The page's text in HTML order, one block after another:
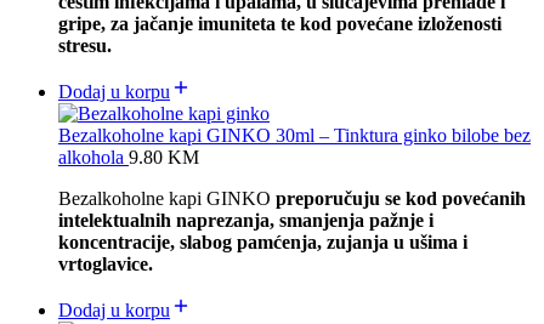
gripe, za jačanje imuniteta te kod povećane izloženosti
stresu.
Dodaj u korpu
Bezalkoholne kapi GINKO 30ml – Tinktura ginko bilobe bez
alkohola 9.80 KM
Bezalkoholne kapi GINKO preporučuju se kod povećanih
intelektualnih naprezanja, smanjenja pažnje i
koncentracije, slabog pamćenja, zujanja u ušima i
vrtoglavice.
Dodaj u korpu